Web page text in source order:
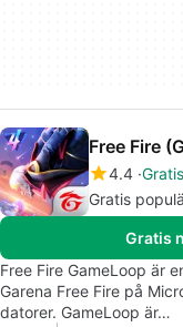
Free Fire
4.4 Gratis
Gratis
Gratis
Free Fire GameLoop är
Garena Free Fire på
datorer. GameLoop är…